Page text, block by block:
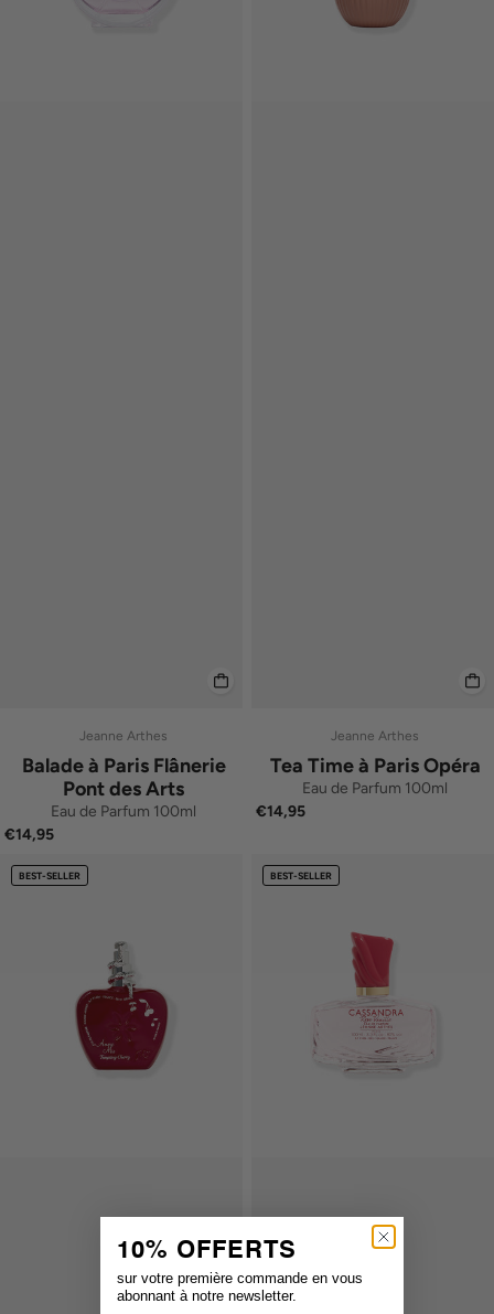
Jeanne Arthes
Balade à Paris Flânerie
Pont des Arts
Eau de Parfum 100ml
€14,95
Jeanne Arthes
Tea Time à Paris Opéra
Eau de Parfum 100ml
€14,95
BEST-SELLER BEST-SELLER
10% OFFERTS
sur votre première commande en vous
abonnant à notre newsletter.